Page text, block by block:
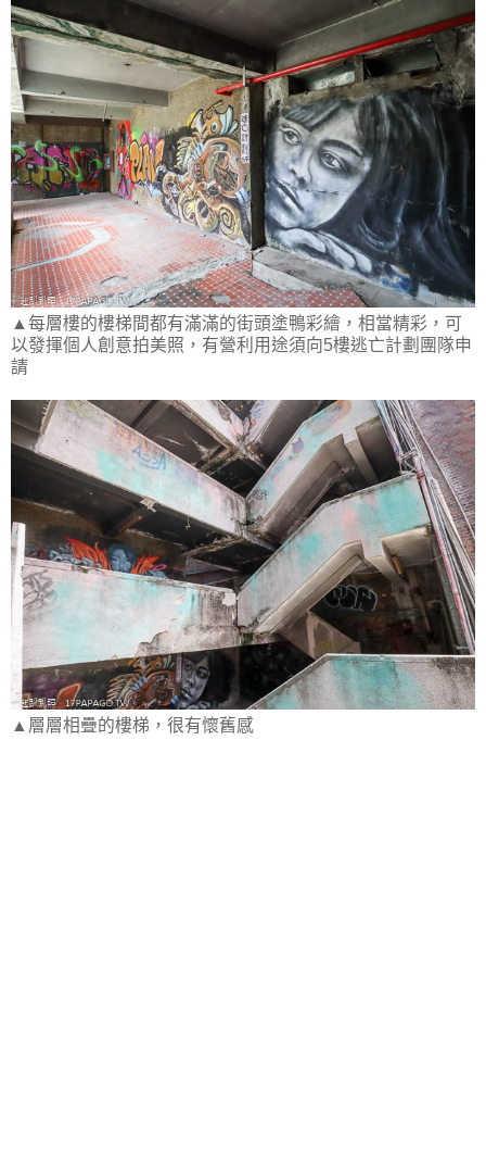
▲每層樓的樓梯間都有滿滿的街頭塗鴨彩繪，相當精彩，可
以發揮個人創意拍美照，有營利用途須向5樓逃亡計劃團隊申
請
▲層層相疊的樓梯，很有懷舊感